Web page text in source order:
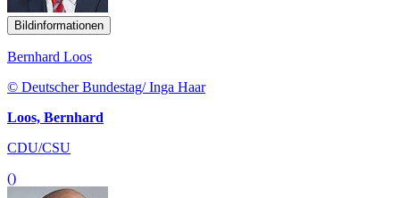
Bildinformationen
Bernhard Loos
© Deutscher Bundestag/ Inga Haar
Loos, Bernhard
CDU/CSU
()